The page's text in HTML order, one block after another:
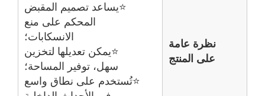
نظرة عامة
على المنتج
⭐يساعد تصميم المقبض
المحكم على منع
الانسكابات؛
⭐يمكن تعديلها لتخزين
سهل، توفير المساحة؛
⭐تُستخدم على نطاق واسع